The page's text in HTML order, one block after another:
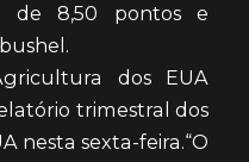
de 8,50 pontos e
dos EUA
trimestral dos
nesta sexta-feira.“O